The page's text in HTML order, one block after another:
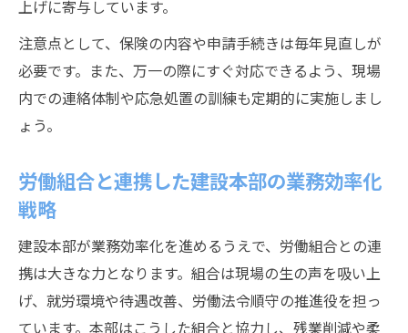
上げに寄与しています。
注意点として、保険の内容や申請手続きは毎年見直しが
必要です。また、万一の際にすぐ対応できるよう、現場
内での連絡体制や応急処置の訓練も定期的に実施しまし
ょう。
労働組合と連携した建設本部の業務効率化
戦略
建設本部が業務効率化を進めるうえで、労働組合との連
携は大きな力となります。組合は現場の生の声を吸い上
げ、就労環境や待遇改善、労働法令順守の推進役を担っ
ています。本部はこうした組合と協力し、残業削減や柔